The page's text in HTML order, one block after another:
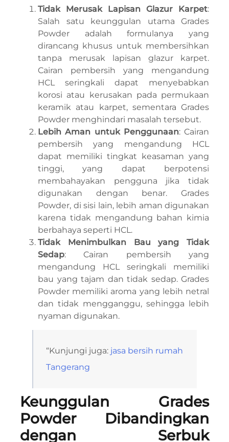
Tidak Merusak Lapisan Glazur Karpet:
Salah satu keunggulan utama Grades
Powder adalah formulanya yang
dirancang khusus untuk membersihkan
tanpa merusak lapisan glazur karpet.
Cairan pembersih yang mengandung
HCL seringkali dapat menyebabkan
korosi atau kerusakan pada permukaan
keramik atau karpet, sementara Grades
Powder menghindari masalah tersebut.
Lebih Aman untuk Penggunaan: Cairan
pembersih yang mengandung HCL
dapat memiliki tingkat keasaman yang
tinggi, yang dapat berpotensi
membahayakan pengguna jika tidak
digunakan dengan benar. Grades
Powder, di sisi lain, lebih aman digunakan
karena tidak mengandung bahan kimia
berbahaya seperti HCL.
Tidak Menimbulkan Bau yang Tidak
Sedap: Cairan pembersih yang
mengandung HCL seringkali memiliki
bau yang tajam dan tidak sedap. Grades
Powder memiliki aroma yang lebih netral
dan tidak mengganggu, sehingga lebih
nyaman digunakan.
“Kunjungi juga: jasa bersih rumah
Tangerang
Keunggulan Grades
Powder Dibandingkan
dengan Serbuk